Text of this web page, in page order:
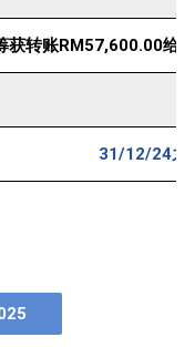
转账RM57,600.00给
31/12/24之